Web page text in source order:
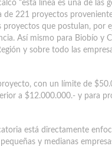
“esta línea es una de las
221 proyectos
que postulan, por
Así mismo para Biobío y
y sobre todo las
con un límite de
a $12.000.000.- y para
está directamente
y medianas